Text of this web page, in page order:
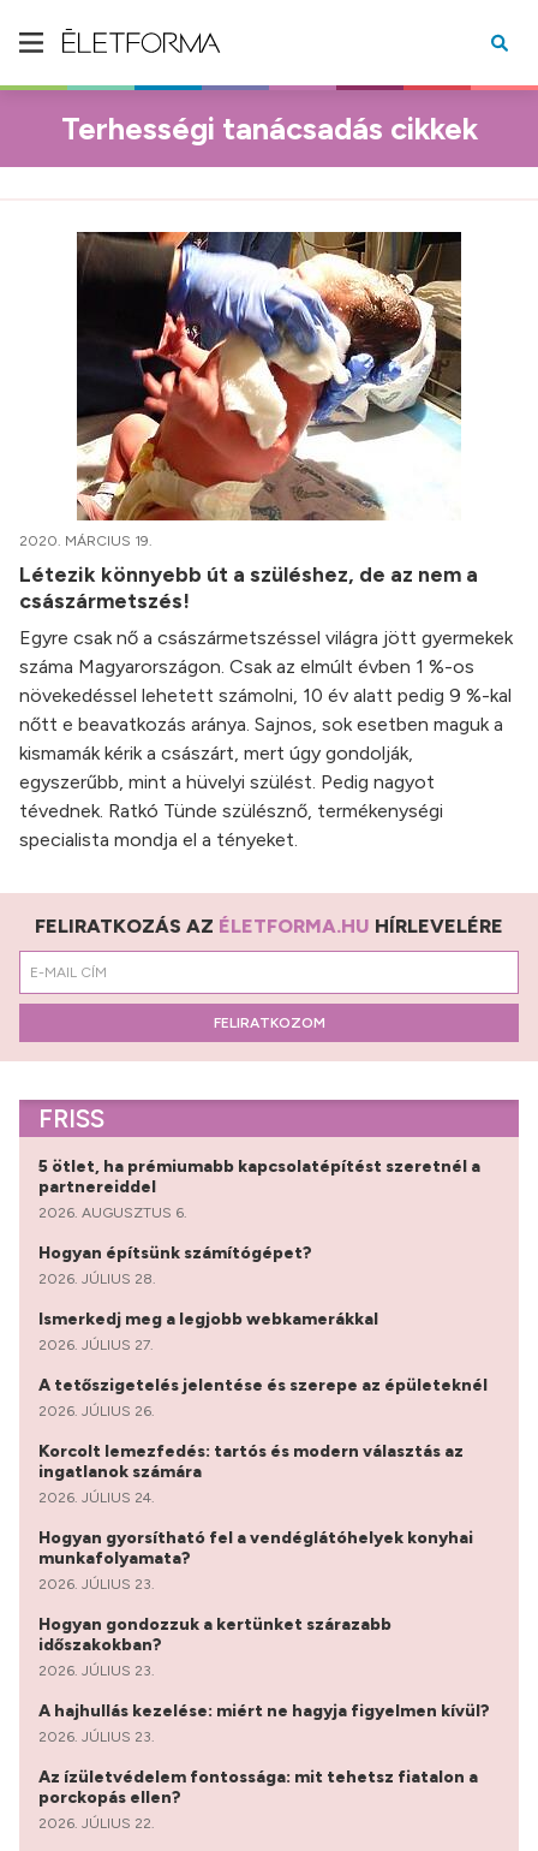
Terhességi tanácsadás cikkek
2020. MÁRCIUS 19.
Létezik könnyebb út a szüléshez, de az nem a
császármetszés!
Egyre csak nő a császármetszéssel világra jött gyermekek
száma Magyarországon. Csak az elmúlt évben 1 %-os
növekedéssel lehetett számolni, 10 év alatt pedig 9 %-kal
nőtt e beavatkozás aránya. Sajnos, sok esetben maguk a
kismamák kérik a császárt, mert úgy gondolják,
egyszerűbb, mint a hüvelyi szülést. Pedig nagyot
tévednek. Ratkó Tünde szülésznő, termékenységi
specialista mondja el a tényeket.
FELIRATKOZÁS AZ ÉLETFORMA.HU HÍRLEVELÉRE
FELIRATKOZOM
FRISS
5 ötlet, ha prémiumabb kapcsolatépítést szeretnél a
partnereiddel
2026. AUGUSZTUS 6.
Hogyan építsünk számítógépet?
2026. JÚLIUS 28.
Ismerkedj meg a legjobb webkamerákkal
2026. JÚLIUS 27.
A tetőszigetelés jelentése és szerepe az épületeknél
2026. JÚLIUS 26.
Korcolt lemezfedés: tartós és modern választás az
ingatlanok számára
2026. JÚLIUS 24.
Hogyan gyorsítható fel a vendéglátóhelyek konyhai
munkafolyamata?
2026. JÚLIUS 23.
Hogyan gondozzuk a kertünket szárazabb
időszakokban?
2026. JÚLIUS 23.
A hajhullás kezelése: miért ne hagyja figyelmen kívül?
2026. JÚLIUS 23.
Az ízületvédelem fontossága: mit tehetsz fiatalon a
porckopás ellen?
2026. JÚLIUS 22.